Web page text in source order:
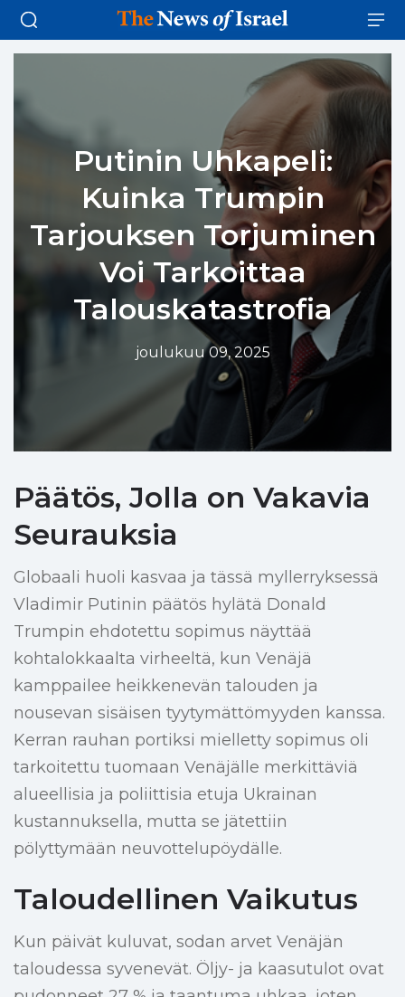
Putinin Uhkapeli:
Kuinka Trumpin
Tarjouksen Torjuminen
Voi Tarkoittaa
Talouskatastrofia
joulukuu 09, 2025
Päätös, Jolla on Vakavia
Seurauksia
Globaali huoli kasvaa ja tässä myllerryksessä
Vladimir Putinin päätös hylätä Donald
Trumpin ehdotettu sopimus näyttää
kohtalokkaalta virheeltä, kun Venäjä
kamppailee heikkenevän talouden ja
nousevan sisäisen tyytymättömyyden kanssa.
Kerran rauhan portiksi mielletty sopimus oli
tarkoitettu tuomaan Venäjälle merkittäviä
alueellisia ja poliittisia etuja Ukrainan
kustannuksella, mutta se jätettiin
pölyttymään neuvottelupöydälle.
Taloudellinen Vaikutus
Kun päivät kuluvat, sodan arvet Venäjän
taloudessa syvenevät. Öljy- ja kaasutulot ovat